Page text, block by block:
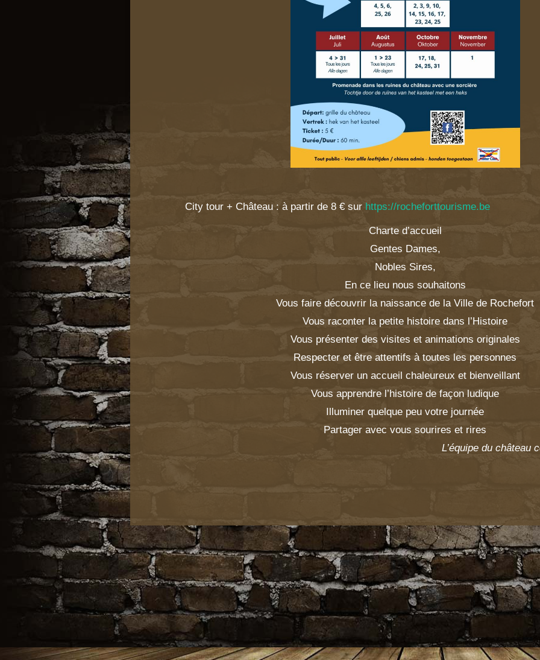
City tour + Château : à partir de 8 € sur https://rocheforttourisme.be
Charte d’accueil
Gentes Dames,
Nobles Sires,
En ce lieu nous souhaitons
Vous faire découvrir la naissance de la Ville de Rochefort
Vous raconter la petite histoire dans l’Histoire
Vous présenter des visites et animations originales
Respecter et être attentifs à toutes les personnes
Vous réserver un accueil chaleureux et bienveillant
Vous apprendre l’histoire de façon ludique
Illuminer quelque peu votre journée
Partager avec vous sourires et rires
L’équipe du château